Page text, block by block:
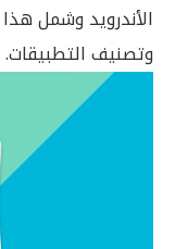
الأندرويد وشمل
وتصنيف التطبيقات.